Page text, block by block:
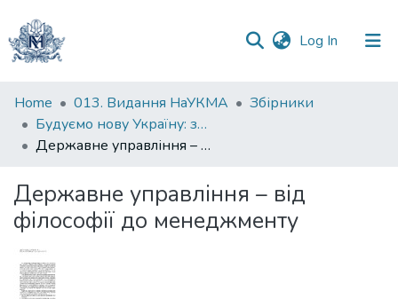
Log In (current)
Communities
&
Collections
Statistics
Home 013. Видання НаУКМА
Збірники
Будуємо нову Україну: збірник конференції
Державне управління – від філософії до менеджменту
Державне управління – від
філософії до менеджменту